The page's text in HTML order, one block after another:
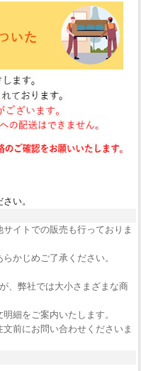
い。
イトでの販売も行っておりま
かじめご了承ください。
、弊社では大小さまざまな商
細をご案内いたします。
前にお問い合わせくださいま